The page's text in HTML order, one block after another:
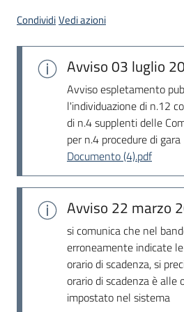
su
CondividiVedi azioni
Avviso03 luglio
Avviso espletamento
l'individuazione di n.12
di n.4 supplenti delle
per n.4 procedure di gara
Documento (4).pdf
Avviso 22 marzo
si comunica che nel
erroneamente indicate
orario di scadenza, si
orario di scadenza è alle
impostato nel sistema